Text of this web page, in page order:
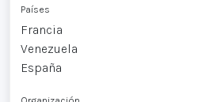
Países
Francia
Venezuela
España